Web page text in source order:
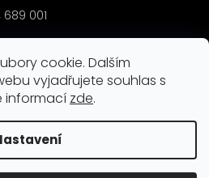
cookie. Dalším
vyjadřujete souhlas s
informací zde.
689 001
Nakódoval